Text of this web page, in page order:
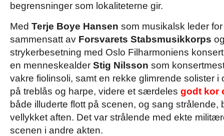
begrensninger som lokaliteterne gir.
Med Terje Boye Hansen som musikalsk leder
sammensatt av Forsvarets Stabsmusikkorps
strykerbesetning med Oslo Filharmoniens
en menneskealder Stig Nilsson som
vakre fiolinsoli, samt en rekke glimrende solister i
på treblås og harpe, videre et særdeles godt kor
både illuderte flott på scenen, og sang strålende,
vellykket aften. Det var strålende med ekte
scenen i andre akten.